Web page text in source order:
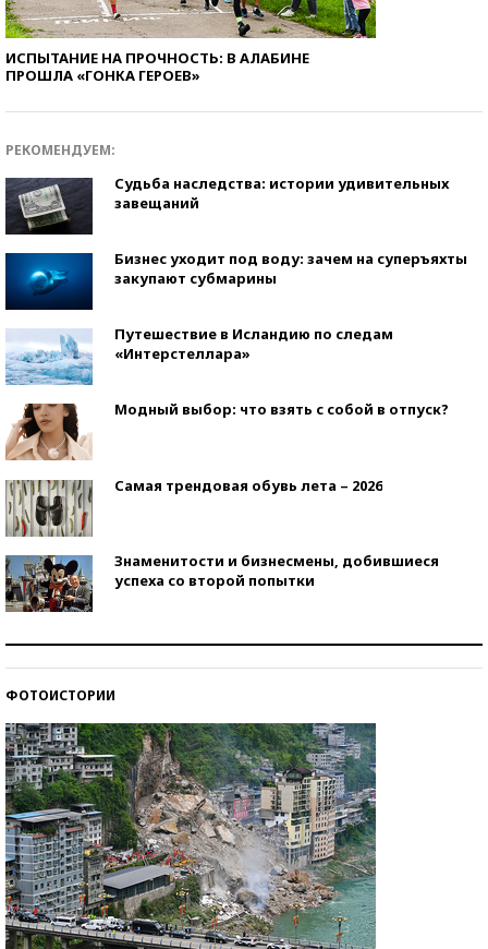
ИСПЫТАНИЕ НА ПРОЧНОСТЬ: В АЛАБИНЕ
ПРОШЛА «ГОНКА ГЕРОЕВ»
РЕКОМЕНДУЕМ:
Судьба наследства: истории удивительных
завещаний
Бизнес уходит под воду: зачем на суперъяхты
закупают субмарины
Путешествие в Исландию по следам
«Интерстеллара»
Модный выбор: что взять с собой в отпуск?
Самая трендовая обувь лета – 2026
Знаменитости и бизнесмены, добившиеся
успеха со второй попытки
ФОТОИСТОРИИ